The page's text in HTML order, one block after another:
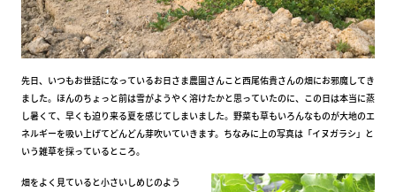
先日、いつもお世話になっているお日さま農園さんこと西尾佑貴さんの畑にお邪魔してき
ました。ほんのちょっと前は雪がようやく溶けたかと思っていたのに、この日は本当に蒸
し暑くて、早くも迫り来る夏を感じてしまいました。野菜も草もいろんなものが大地のエ
ネルギーを吸い上げてどんどん芽吹いていきます。ちなみに上の写真は「イヌガラシ」と
いう雑草を採っているところ。
畑をよく見ていると小さいしめじのよう